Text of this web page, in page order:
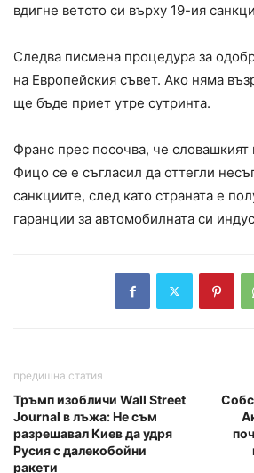
вдигне ветото си върху 19-ия
Следва писмена процедура за
на Европейския съвет. Ако няма
ще бъде приет утре сутринта.
Франс прес посочва, че
Фицо се е съгласил да оттегли
санкциите, след като страната е
гаранции за автомобилната си
предишна статия
Тръмп изобличи Wall Street
Journal в лъжа: Не съм
разрешавал Киев да удря
Русия с далекобойни
ракети